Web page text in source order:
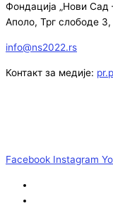
Фондација „Нови Сад
Аполо, Трг слободе
info@ns2022.rs
Контакт за медије:
Facebook Instagram